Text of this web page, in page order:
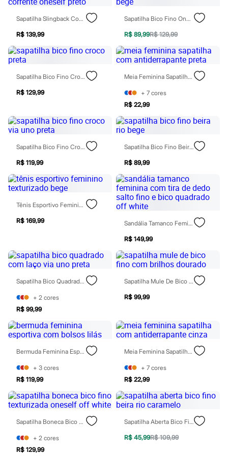
Todos os produtos
Infantil
Em alta
Arrumadinho para os meninos
Inverno
Novidades
0 a 24 meses
1 a 5 anos
4 a 12 anos
Roupas menino
0 a 24 meses
1 a 5 anos
4 a 12 anos
10 a 16 anos
Acessórios
Bolsas e Mochilas
Chapéus
Botas
Chinelos
Pantufas
Tênis
Diversão
Marcas
Baby Club
Miss Fifteen
Palomino
Calcinhas
Cuecas
Pijamas
Moda praia
Biquínis e Maiôs
Blusas de proteção
Sungas
Personagens
Bluey
Disney
Hello Kitty
Homem Aranha
Minecraft
Sapatilha Slingback Com Corrente Oneself Preto
R$ 139,99
Sapatilha Bico Fino Oneself Bege
R$ 89,99R$ 129,99
Sapatilha Bico Fino Croco Preta
R$ 129,99
Meia Feminina Sapatilha Com Antiderrapante Preta
+ 7 cores
R$ 22,99
Sapatilha Bico Fino Croco Via Uno Preta
R$ 119,99
Sapatilha Bico Fino Beira Rio Bege
R$ 89,99
Tênis Esportivo Feminino Texturizado Bege
R$ 169,99 Sandália Tamanco Feminina Com Tira De Dedo Salto Fino E Bico Quadrado Off White
R$ 149,99
Sapatilha Bico Quadrado Com Laço Via Uno Preta
+ 2 cores
R$ 99,99
Sapatilha Mule De Bico Fino Com Brilhos Dourado
R$ 99,99
Bermuda Feminina Esportiva Com Bolsos Lilás
+ 3 cores
R$ 119,99
Meia Feminina Sapatilha Com Antiderrapante Cinza
+ 7 cores
R$ 22,99
Sapatilha Boneca Bico Fino Texturizada Oneself Off White
+ 2 cores
R$ 129,99
Sapatilha Aberta Bico Fino Beira Rio Caramelo
R$ 45,99R$ 109,99